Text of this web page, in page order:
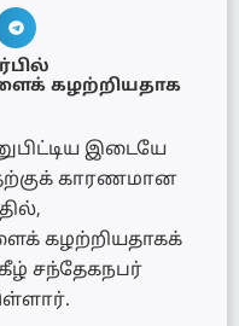
கழற்றியதாக
இடையே
காரணமான
கழற்றியதாகக்
சந்தேகநபர்